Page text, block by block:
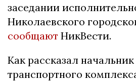
заседании
Николаевского
сообщают НикВести.
Как рассказал
транспортного